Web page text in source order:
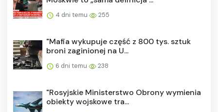
4 dni temu 255
"Mafia wykupuje część z 800 tys. sztuk
broni zaginionej na U...
6 dni temu 238
"Rosyjskie Ministerstwo Obrony wymienia
obiekty wojskowe tra...